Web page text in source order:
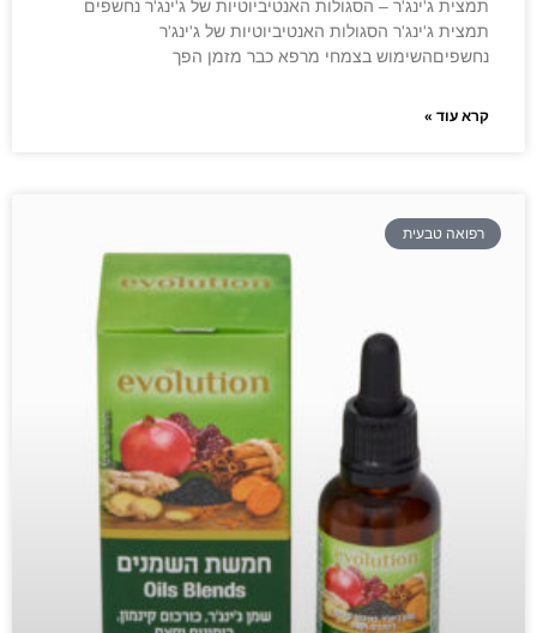
תמצית ג'ינג'ר – הסגולות האנטיביוטיות של ג'ינג'ר נחשפים
תמצית ג'ינג'ר הסגולות האנטיביוטיות של ג'ינג'ר
נחשפיםהשימוש בצמחי מרפא כבר מזמן הפך
קרא עוד »
רפואה טבעית